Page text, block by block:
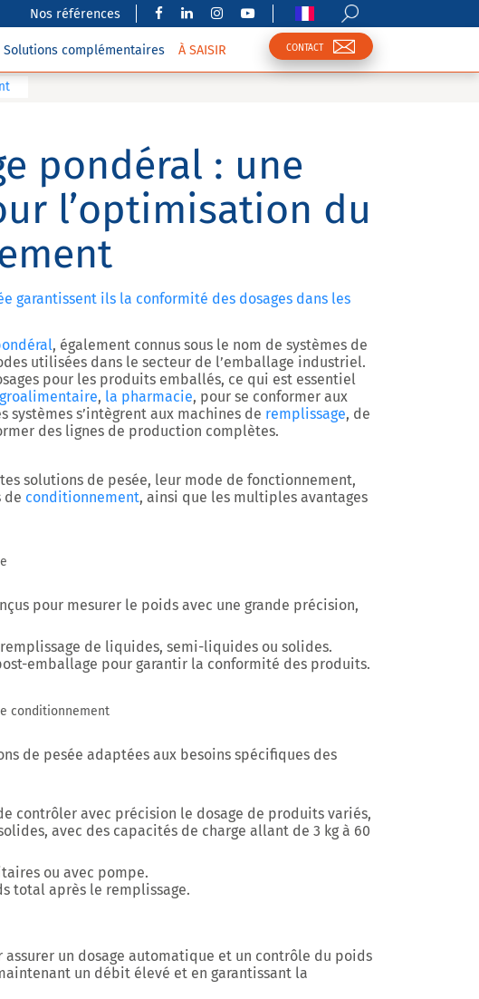
Nos références
Solutions complémentaires À SAISIR CONTACT
pondéral : une
l’optimisation du
garantissent ils la conformité des dosages dans les
, également connus sous le nom de systèmes de
utilisées dans le secteur de l’emballage industriel.
pour les produits emballés, ce qui est essentiel
, la pharmacie, pour se conformer aux
systèmes s’intègrent aux machines de remplissage, de
des lignes de production complètes.
solutions de pesée, leur mode de fonctionnement,
de conditionnement, ainsi que les multiples avantages
pour mesurer le poids avec une grande précision,
de liquides, semi-liquides ou solides.
emballage pour garantir la conformité des produits.
conditionnement
de pesée adaptées aux besoins spécifiques des
contrôler avec précision le dosage de produits variés,
avec des capacités de charge allant de 3 kg à 60
ou avec pompe.
total après le remplissage.
assurer un dosage automatique et un contrôle du poids
un débit élevé et en garantissant la